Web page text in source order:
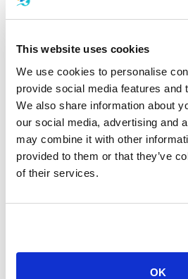
This website uses cookies
We use cookies to personalise
provide social media features and
We also share information about
our social media, advertising and
may combine it with other
provided to them or that they’ve
of their services.
OK
甲米
码头及集合点